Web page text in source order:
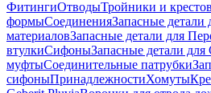
ФитингиОтводыТройники и
формыСоединенияЗапасные детали
материаловЗапасные детали для
втулкиСифоныЗапасные детали
муфтыСоединительные патрубки
сифоныПринадлежностиХомуты